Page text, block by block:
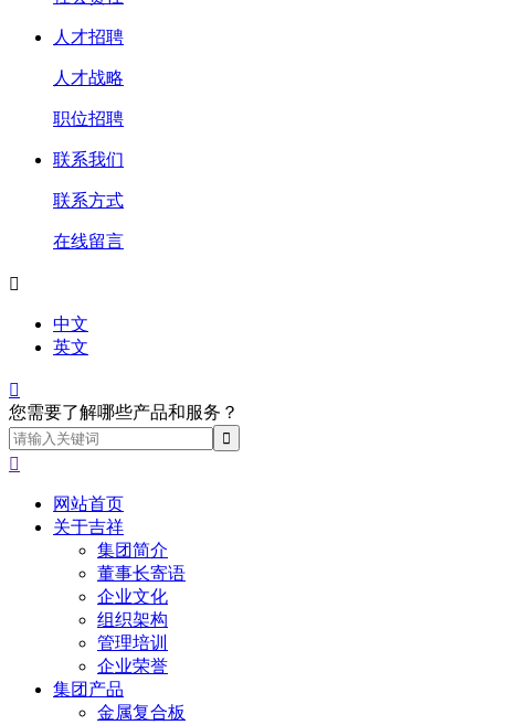
人才招聘
人才战略
职位招聘
联系我们
联系方式
在线留言

中文
英文

您需要了解哪些产品和服务？

网站首页
关于吉祥
集团简介
董事长寄语
企业文化
组织架构
管理培训
企业荣誉
集团产品
金属复合板